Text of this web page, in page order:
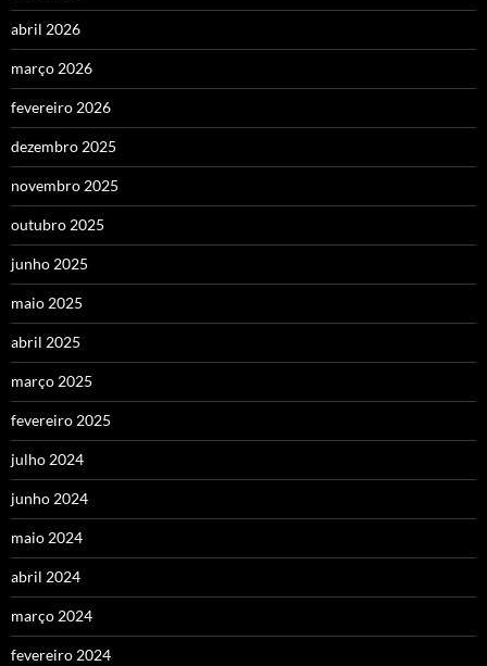
abril 2026
março 2026
fevereiro 2026
dezembro 2025
novembro 2025
outubro 2025
junho 2025
maio 2025
abril 2025
março 2025
fevereiro 2025
julho 2024
junho 2024
maio 2024
abril 2024
março 2024
fevereiro 2024